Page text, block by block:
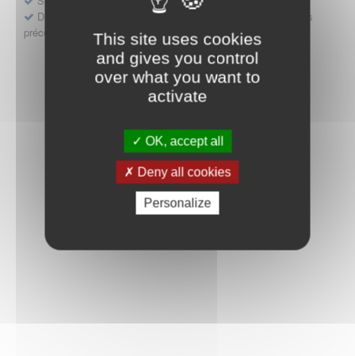
This site uses cookies
and gives you control
over what you want to
activate
OK, accept all
Deny all cookies
Personalize
Déposer une demande ou faire évoluer une décision d'accès
précoce